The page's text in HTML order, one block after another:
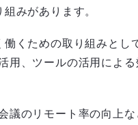
みがあります。
くための取り組みとし
用、ツールの活用によ
議のリモート率の向上